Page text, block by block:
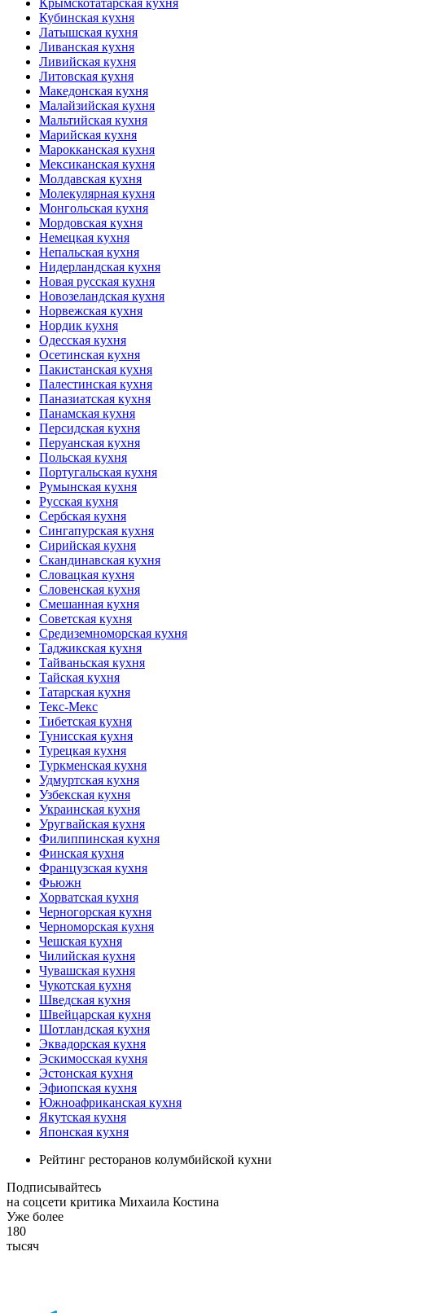
Крымскотатарская кухня
Кубинская кухня
Латышская кухня
Ливанская кухня
Ливийская кухня
Литовская кухня
Македонская кухня
Малайзийская кухня
Мальтийская кухня
Марийская кухня
Марокканская кухня
Мексиканская кухня
Молдавская кухня
Молекулярная кухня
Монгольская кухня
Мордовская кухня
Немецкая кухня
Непальская кухня
Нидерландская кухня
Новая русская кухня
Новозеландская кухня
Норвежская кухня
Нордик кухня
Одесская кухня
Осетинская кухня
Пакистанская кухня
Палестинская кухня
Паназиатская кухня
Панамская кухня
Персидская кухня
Перуанская кухня
Польская кухня
Португальская кухня
Румынская кухня
Русская кухня
Сербская кухня
Сингапурская кухня
Сирийская кухня
Скандинавская кухня
Словацкая кухня
Словенская кухня
Смешанная кухня
Советская кухня
Средиземноморская кухня
Таджикская кухня
Тайваньская кухня
Тайская кухня
Татарская кухня
Текс-Мекс
Тибетская кухня
Тунисская кухня
Турецкая кухня
Туркменская кухня
Удмуртская кухня
Узбекская кухня
Украинская кухня
Уругвайская кухня
Филиппинская кухня
Финская кухня
Французская кухня
Фьюжн
Хорватская кухня
Черногорская кухня
Черноморская кухня
Чешская кухня
Чилийская кухня
Чувашская кухня
Чукотская кухня
Шведская кухня
Швейцарская кухня
Шотландская кухня
Эквадорская кухня
Эскимосская кухня
Эстонская кухня
Эфиопская кухня
Южноафриканская кухня
Якутская кухня
Японская кухня
Рейтинг ресторанов колумбийской кухни
Подписывайтесь
на соцсети критика Михаила Костина
Уже более
180
тысяч